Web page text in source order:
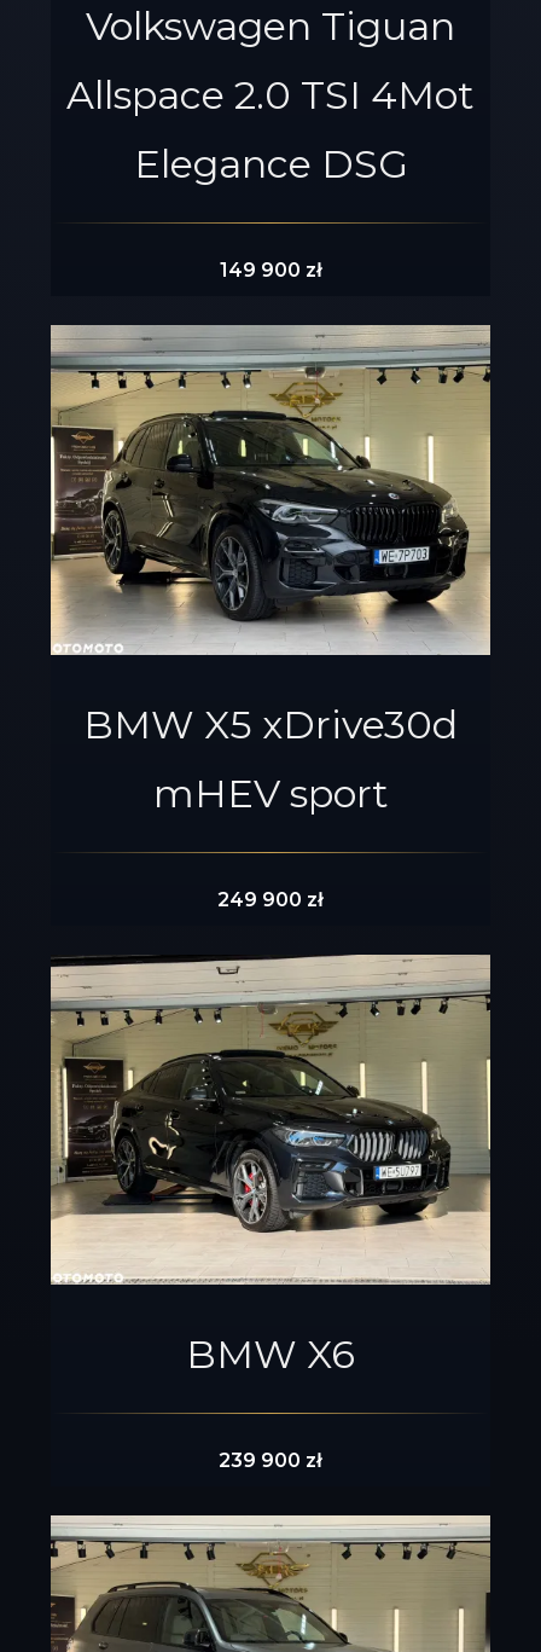
Volkswagen Tiguan
Allspace 2.0 TSI 4Mot
Elegance DSG
149 900 zł
BMW X5 xDrive30d
mHEV sport
249 900 zł
BMW X6
239 900 zł